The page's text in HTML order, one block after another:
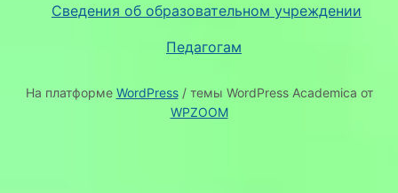
Сведения об образовательном учреждении
Педагогам
На платформе WordPress/ темы WordPress Academica от
WPZOOM